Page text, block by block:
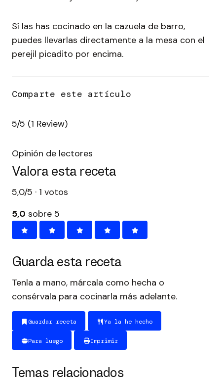
Sí las has cocinado en la cazuela de barro,
puedes llevarlas directamente a la mesa con el
perejil picadito por encima.
5/5 (1 Review)
Opinión de lectores
Valora esta receta
5,0/5 · 1 votos
5,0 sobre 5
Guarda esta receta
Tenla a mano, márcala como hecha o
consérvala para cocinarla más adelante.
Guardar receta Ya la he hecho
Para luego Imprimir
Temas relacionados